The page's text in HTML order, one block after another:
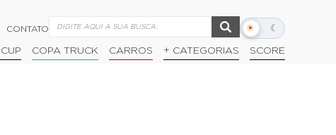
CONTATO ☀ ☾
Alternar
escuro
COPA TRUCK CARROS + CATEGORIAS SCORE